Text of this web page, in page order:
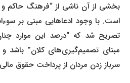
بخشی از آن ناشی از “فرهنگ حاکم و
است. با وجود ادعاهایی مبنی بر
تصریح شد که “درصد این موارد چنان
مبنای تصمیم‌گیری‌های کلان” باشد و در
سرباز زدن مردان از پرداخت حقوق مالی